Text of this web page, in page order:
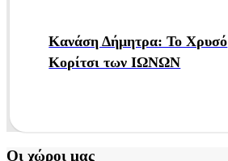
Κανάση Δήμητρα: Το Χρυσό
Κορίτσι των ΙΩΝΩΝ
Οι χώροι μας